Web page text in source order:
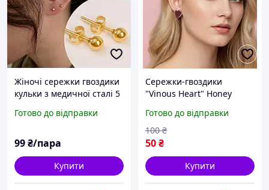
Жіночі сережки гвоздики
кульки з медичної сталі 5
Готово до відправки
99₴/пара
Купити
Сережки-гвоздики
"Vinous Heart" Honey
бордовий (12085)
Готово до відправки
50₴
100 ₴
Купити